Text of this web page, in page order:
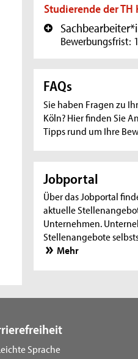
Studierende der TH
+
Bewerbungsfrist:
FAQs
Sie haben Fragen zu
Köln? Hier finden Sie
Tipps rund um Ihre
Jobportal
Über das Jobportal
aktuelle
Unternehmen.
Stellenangebote
Mehr
Sprache